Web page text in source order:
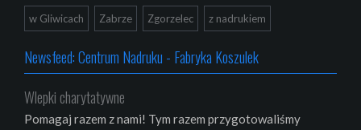
w Gliwicach Zabrze Zgorzelec z nadrukiem
Newsfeed: Centrum Nadruku - Fabryka Koszulek
Wlepki charytatywne
Pomagaj razem z nami! Tym razem przygotowaliśmy